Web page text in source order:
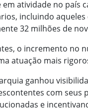
atividade no país
incluindo
32 milhões de
o incremento no
atuação mais
ganhou
com seus
e